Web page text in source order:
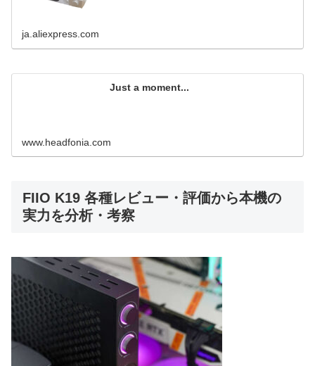
ja.aliexpress.com
Just a moment...
www.headfonia.com
FIIO K19 各種レビュー・評価から本機の
実力を分析・考察